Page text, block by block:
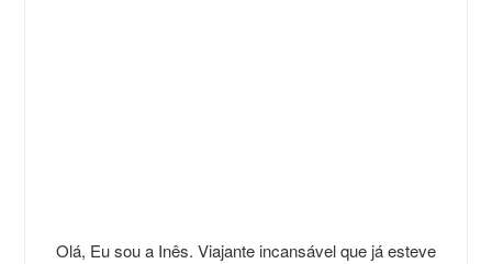
Olá, Eu sou a Inês. Viajante incansável que já esteve